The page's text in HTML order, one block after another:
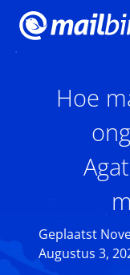
Hoe
Geplaatst
Augustus 3,